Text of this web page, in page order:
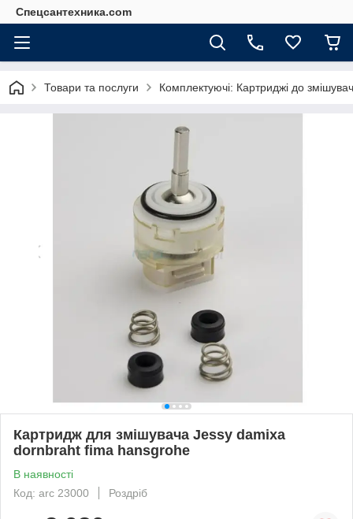
Спецсантехника.com
Товари та послуги Комплектуючі: Картриджі до
Картридж для змішувача Jessy damixa
dornbraht fima hansgrohe
В наявності
Код: arc 23000
Роздріб